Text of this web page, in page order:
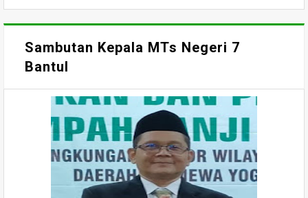
Sambutan Kepala MTs Negeri 7
Bantul